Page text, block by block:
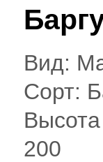
Вид:
Сорт:
200